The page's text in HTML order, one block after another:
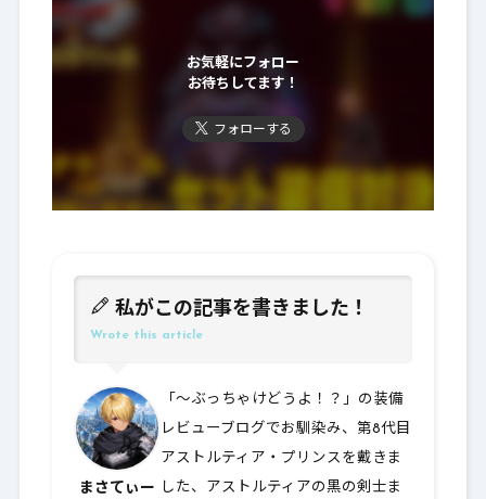
お気軽にフォロー
お待ちしてます！
フォローする
私がこの記事を書きました！
Wrote this article
まさてぃー
「～ぶっちゃけどうよ！？」の装備
レビューブログでお馴染み、第8代目
アストルティア・プリンスを戴きま
した、アストルティアの黒の剣士ま